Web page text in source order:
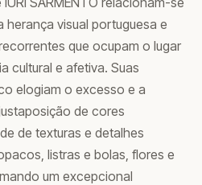
visual portuguesa e
que ocupam o lugar
cultural e afetiva. Suas
elogiam o excesso e a
de cores
de texturas e detalhes
listras e bolas, flores e
um excepcional